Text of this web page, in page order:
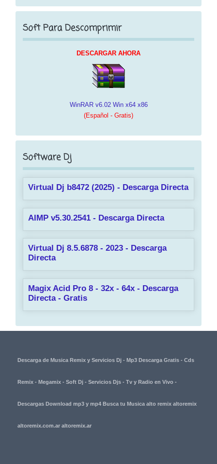
Soft Para Descomprimir
DESCARGAR AHORA
WinRAR v6.02 Win x64 x86
(Español - Gratis)
Software Dj
Virtual Dj b8472 (2025) - Descarga Directa
AIMP v5.30.2541 - Descarga Directa
Virtual Dj 8.5.6878 - 2023 - Descarga
Directa
Magix Acid Pro 8 - 32x - 64x - Descarga
Directa - Gratis
Descarga de Musica Remix y Servicios Dj - Mp3 Descarga Gratis - Cds
Remix - Megamix - Soft Dj - Servicios Djs - Tv y Radio en Vivo -
Descargas Download mp3 y mp4 Busca tu Musica alto remix altoremix
altoremix.com.ar altoremix.ar